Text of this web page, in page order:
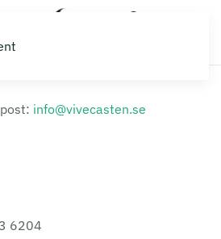
info@vivecasten.se
6204